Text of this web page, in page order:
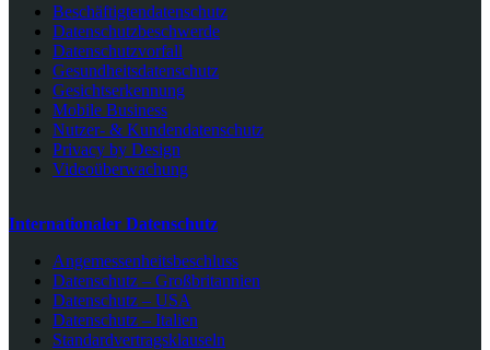
Beschäftigtendatenschutz
Datenschutzbeschwerde
Datenschutzvorfall
Gesundheitsdatenschutz
Gesichtserkennung
Mobile Business
Nutzer- & Kundendatenschutz
Privacy by Design
Videoüberwachung
Internationaler Datenschutz
Angemessenheitsbeschluss
Datenschutz – Großbritannien
Datenschutz – USA
Datenschutz – Italien
Standardvertragsklauseln